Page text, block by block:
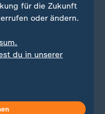
für die Zukunft
oder ändern.
du in unserer